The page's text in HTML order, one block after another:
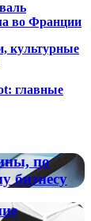
во Франции
культурные
главные
по
бизнесу